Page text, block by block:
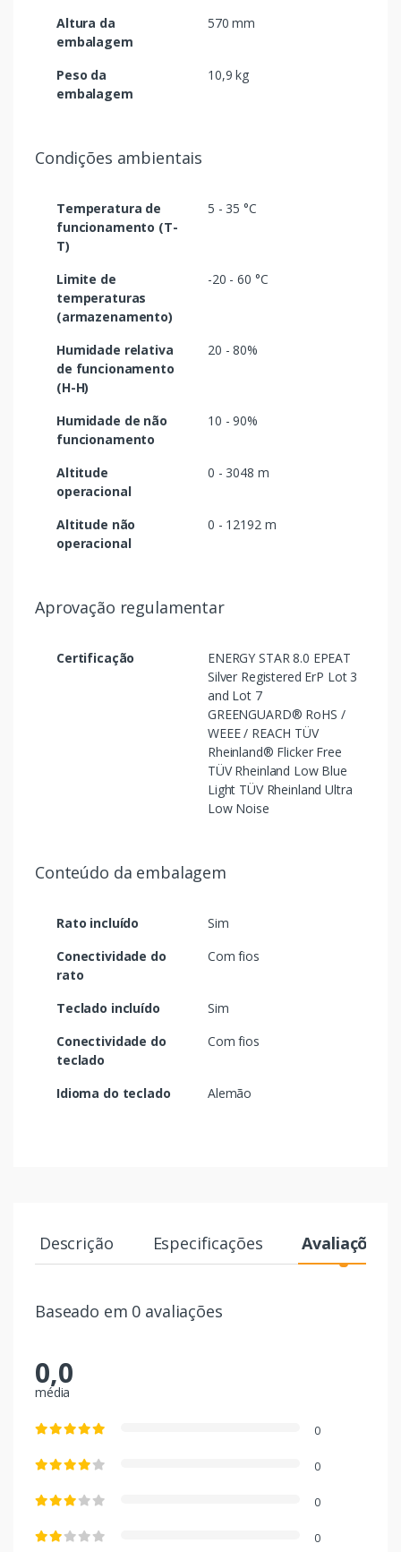
Altura da
embalagem
570 mm
Peso da
embalagem
10,9 kg
Condições ambientais
Temperatura de
funcionamento (T-
T)
5 - 35 °C
Limite de
temperaturas
(armazenamento)
-20 - 60 °C
Humidade relativa
de funcionamento
(H-H)
20 - 80%
Humidade de não
funcionamento
10 - 90%
Altitude
operacional
0 - 3048 m
Altitude não
operacional
0 - 12192 m
Aprovação regulamentar
Certificação
ENERGY STAR 8.0 EPEAT
Silver Registered ErP Lot 3
and Lot 7
GREENGUARD® RoHS /
WEEE / REACH TÜV
Rheinland® Flicker Free
TÜV Rheinland Low Blue
Light TÜV Rheinland Ultra
Low Noise
Conteúdo da embalagem
Rato incluído
Sim
Conectividade do
rato
Com fios
Teclado incluído
Sim
Conectividade do
teclado
Com fios
Idioma do teclado Alemão
Descrição Especificações Avaliações
Baseado em 0 avaliações
0,0
média
0
0
0
0